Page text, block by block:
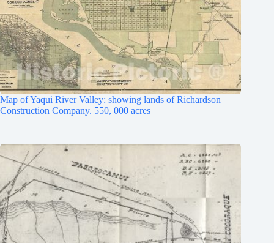
Map of Yaqui River Valley: showing lands of Richardson
Construction Company. 550, 000 acres